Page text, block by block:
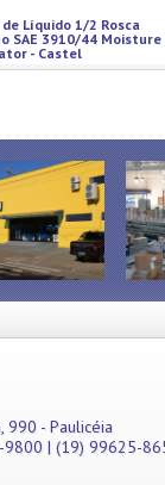
Líquido 1/2 Rosca
SAE 3910/44 Moisture
- Castel
990 - Paulicéia
9800 | (19) 99625-